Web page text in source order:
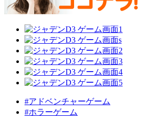
#アドベンチャーゲーム
#ホラーゲーム